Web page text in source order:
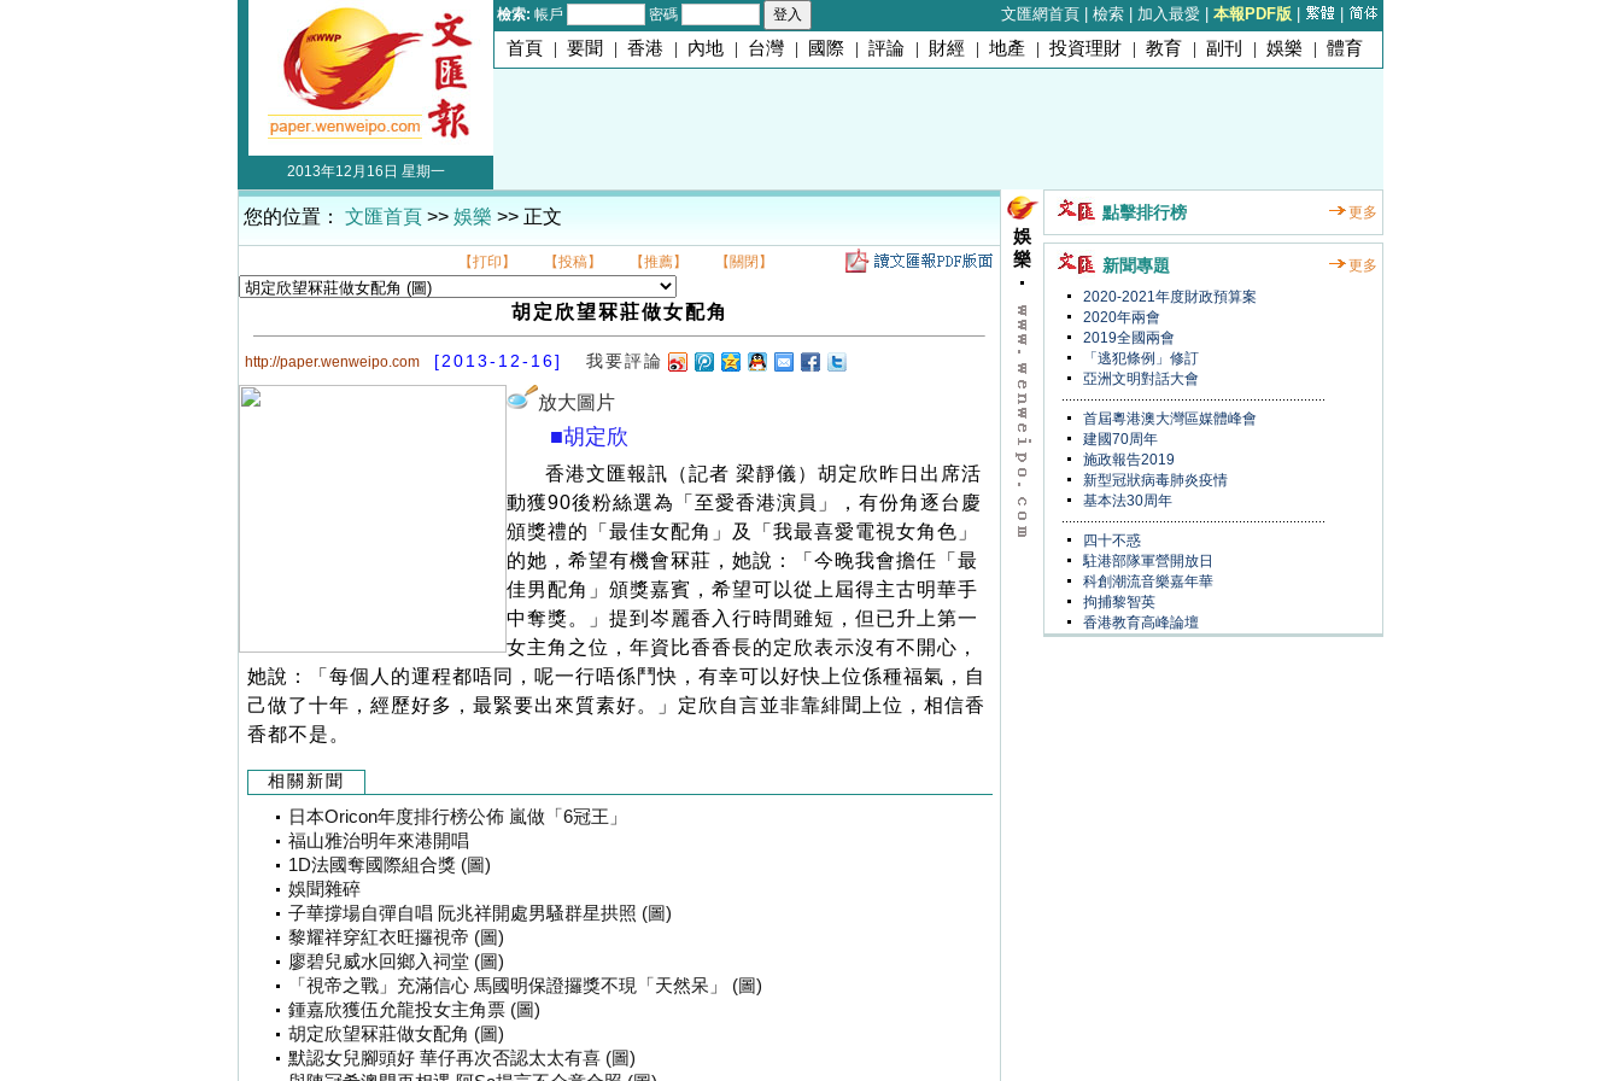
檢索: 帳戶 密碼 文匯網首頁 檢索 加入最愛 本報PDF版
首頁 | 要聞 | 香港 | 內地 | 台灣 | 國際 | 評論 | 財經 | 地產 | 投資理財 | 教育 | 副刊 | 娛樂 | 體育
2013年12月16日 星期一
您的位置： 文匯首頁 >> 娛樂 >> 正文
【打印】 【投稿】 【推薦】 【關閉】
胡定欣望冧莊做女配角
http://paper.wenweipo.com [2013-12-16] 我要評論
放大圖片
■胡定欣
香港文匯報訊（記者 梁靜儀）胡定欣昨日出席活
動獲90後粉絲選為「至愛香港演員」，有份角逐台慶
頒獎禮的「最佳女配角」及「我最喜愛電視女角色」
的她，希望有機會冧莊，她說：「今晚我會擔任「最
佳男配角」頒獎嘉賓，希望可以從上屆得主古明華手
中奪獎。」提到岑麗香入行時間雖短，但已升上第一
女主角之位，年資比香香長的定欣表示沒有不開心，
她說：「每個人的運程都唔同，呢一行唔係鬥快，有幸可以好快上位係種福氣，自
己做了十年，經歷好多，最緊要出來質素好。」定欣自言並非靠緋聞上位，相信香
香都不是。
相關新聞
日本Oricon年度排行榜公佈 嵐做「6冠王」
福山雅治明年來港開唱
1D法國奪國際組合獎 (圖)
娛聞雜碎
子華撐場自彈自唱 阮兆祥開處男騷群星拱照 (圖)
黎耀祥穿紅衣旺攞視帝 (圖)
廖碧兒威水回鄉入祠堂 (圖)
「視帝之戰」充滿信心 馬國明保證攞獎不現「天然呆」 (圖)
鍾嘉欣獲伍允龍投女主角票 (圖)
胡定欣望冧莊做女配角 (圖)
默認女兒腳頭好 華仔再次否認太太有喜 (圖)
娛
樂
點擊排行榜 更多
新聞專題
更多
2020-2021年度財政預算案
2020年兩會
2019全國兩會
「逃犯條例」修訂
亞洲文明對話大會
首屆粵港澳大灣區媒體峰會
建國70周年
施政報告2019
新型冠狀病毒肺炎疫情
基本法30周年
四十不惑
駐港部隊軍營開放日
科創潮流音樂嘉年華
拘捕黎智英
香港教育高峰論壇